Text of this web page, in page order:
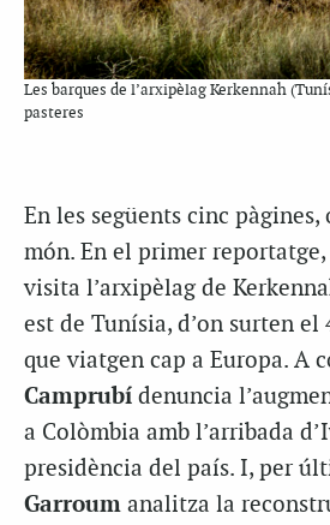
Les barques de l’arxipèlag Kerkennah
pasteres
En les següents cinc
món. En el primer reportatge,
visita l’arxipèlag de
est de Tunísia, d’on surten el
que viatgen cap a Europa. A
Camprubí denuncia
a Colòmbia amb l’arribada
presidència del país. I, per
Garroum analitza la